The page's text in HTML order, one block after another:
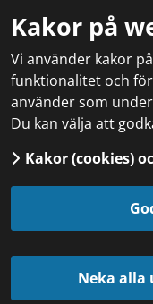
Kakor på
Vi använder kakor
funktionalitet och
använder som
Du kan välja att
Kakor (cookies)
Neka alla